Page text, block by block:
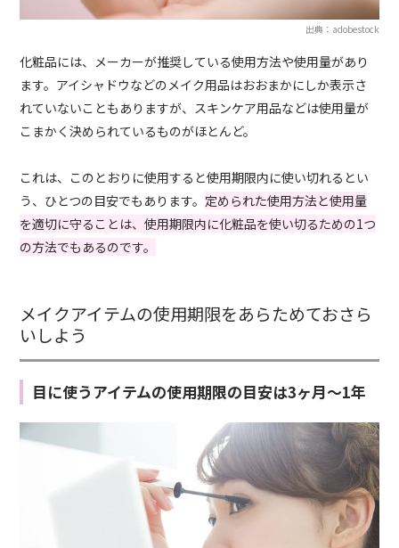
出典：adobestock
化粧品には、メーカーが推奨している使用方法や使用量があり
ます。アイシャドウなどのメイク用品はおおまかにしか表示さ
れていないこともありますが、スキンケア用品などは使用量が
こまかく決められているものがほとんど。
これは、このとおりに使用すると使用期限内に使い切れるとい
う、ひとつの目安でもあります。 定められた使用方法と使用量
を適切に守ることは、使用期限内に化粧品を使い切るための1つ
の方法でもあるのです。
メイクアイテムの使用期限をあらためておさら
いしよう
目に使うアイテムの使用期限の目安は3ヶ月〜1年